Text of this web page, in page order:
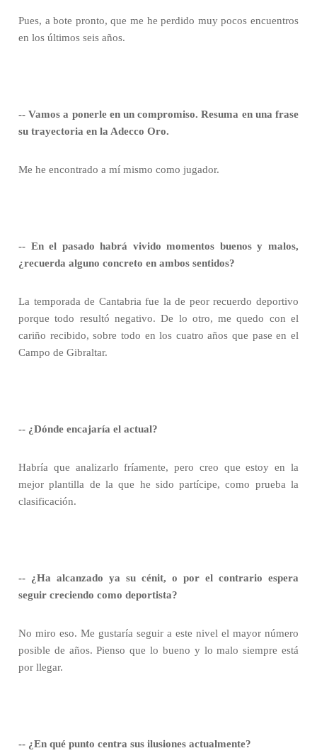
Pues, a bote pronto, que me he perdido muy pocos encuentros
en los últimos seis años.
-- Vamos a ponerle en un compromiso. Resuma en una frase
su trayectoria en la Adecco Oro.
Me he encontrado a mí mismo como jugador.
-- En el pasado habrá vivido momentos buenos y malos,
¿recuerda alguno concreto en ambos sentidos?
La temporada de Cantabria fue la de peor recuerdo deportivo
porque todo resultó negativo. De lo otro, me quedo con el
cariño recibido, sobre todo en los cuatro años que pase en el
Campo de Gibraltar.
-- ¿Dónde encajaría el actual?
Habría que analizarlo fríamente, pero creo que estoy en la
mejor plantilla de la que he sido partícipe, como prueba la
clasificación.
-- ¿Ha alcanzado ya su cénit, o por el contrario espera
seguir creciendo como deportista?
No miro eso. Me gustaría seguir a este nivel el mayor número
posible de años. Pienso que lo bueno y lo malo siempre está
por llegar.
-- ¿En qué punto centra sus ilusiones actualmente?